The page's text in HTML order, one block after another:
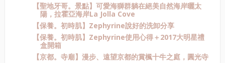
【聖地牙哥。景點】可愛海獅群躺在絕美自然海岸曬太
陽，拉霍亞海岸La Jolla Cove
【保養。初時肌】Zephyrine說好的洗卸分享
【保養。初時肌】Zephyrine使用心得＋2017大明星禮
盒開箱
【京都。寺廟】漫步、遠望京都的賞楓十牛之庭，圓光寺